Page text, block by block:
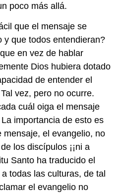
poco más allá.
que el mensaje se
y que todos entendieran?
en vez de hablar
Dios hubiera dotado
de entender el
vez, pero no ocurre.
cuál oiga el mensaje
importancia de esto es
mensaje, el evangelio, no
los discípulos ¡¡ni a
Santo ha traducido el
todas las culturas, de tal
el evangelio no